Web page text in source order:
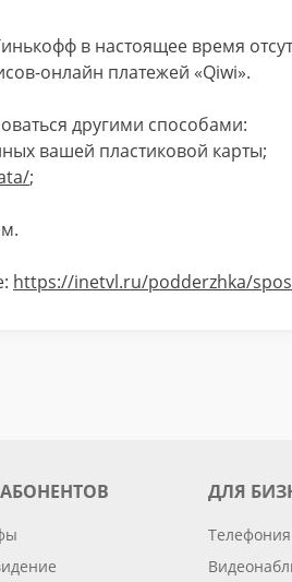
в настоящее время
онлайн платежей «Qiwi».
другими способами:
вашей пластиковой карты;
;
https://inetvl.ru/podderzhka/
ДЛЯ
Телефония